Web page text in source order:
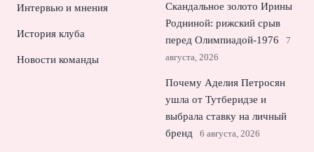
Интервью и мнения
История клуба
Новости команды
Скандальное золото Ирины
Родниной: рижский срыв
перед Олимпиадой‑1976
7
августа, 2026
Почему Аделия Петросян
ушла от Тутберидзе и
выбрала ставку на личный
бренд
6 августа, 2026